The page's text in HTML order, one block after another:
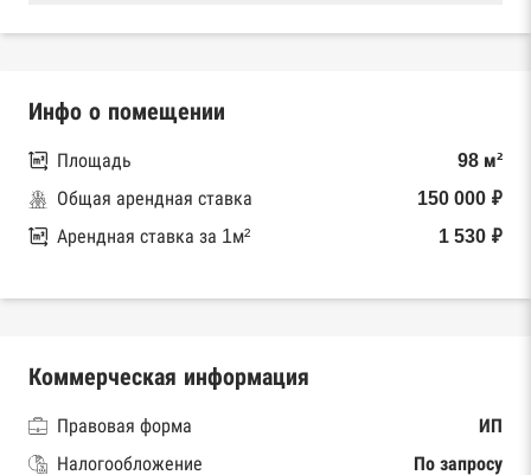
Инфо о помещении
Площадь
98 м²
Общая арендная ставка
150 000 ₽
Арендная ставка за 1м²
1 530 ₽
Коммерческая информация
Правовая форма
ИП
Налогообложение
По запросу